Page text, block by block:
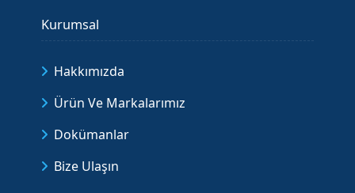
Kurumsal
Hakkımızda
Ürün Ve Markalarımız
Dokümanlar
Bize Ulaşın